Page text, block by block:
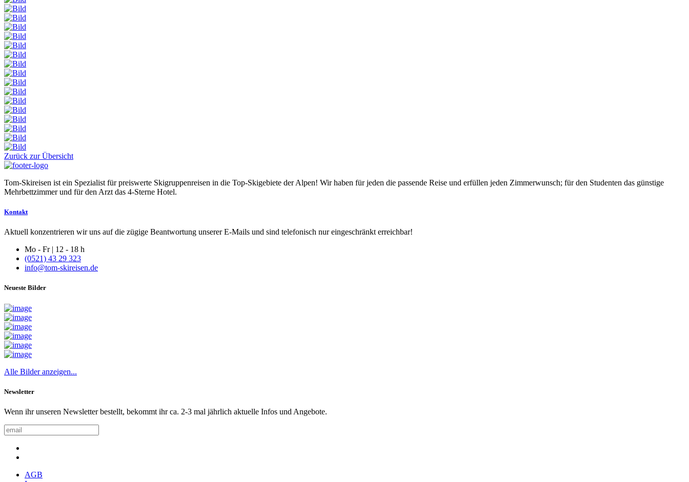
Zurück zur Übersicht
Tom-Skireisen ist ein Spezialist für preiswerte Skigruppenreisen in die Top-Skigebiete der Alpen! Wir haben für jeden die passende Reise und erfüllen jeden Zimmerwunsch; für den Studenten das günstige
Mehrbettzimmer und für den Arzt das 4-Sterne Hotel.
Kontakt
Aktuell konzentrieren wir uns auf die zügige Beantwortung unserer E-Mails und sind telefonisch nur eingeschränkt erreichbar!
Mo - Fr | 12 - 18 h
(0521) 43 29 323
info@tom-skireisen.de
Neueste Bilder
Alle Bilder anzeigen...
Newsletter
Wenn ihr unseren Newsletter bestellt, bekommt ihr ca. 2-3 mal jährlich aktuelle Infos und Angebote.
AGB